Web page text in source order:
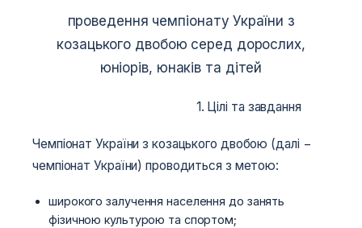
проведення чемпіонату України з
козацького двобою серед дорослих,
юніорів, юнаків та дітей
1. Цілі та завдання
Чемпіонат України з козацького двобою (далі −
чемпіонат України) проводиться з метою:
широкого залучення населення до занять
фізичною культурою та спортом;